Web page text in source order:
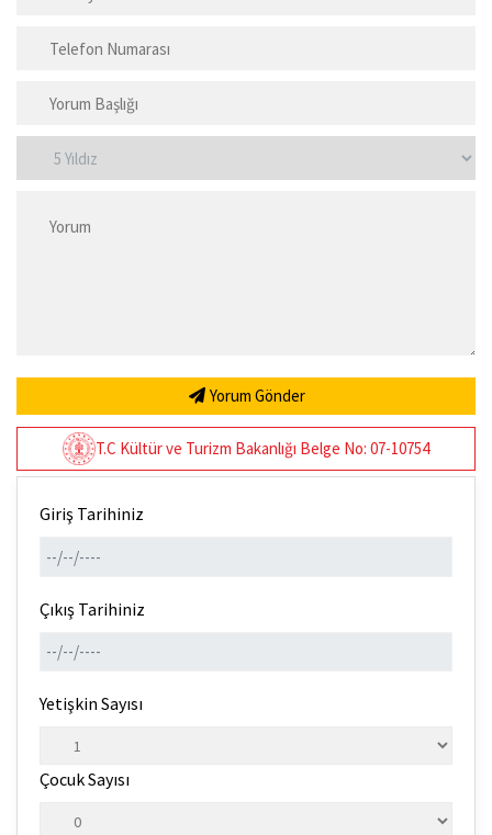
Yorum Gönder
T.C Kültür ve Turizm Bakanlığı Belge No: 07-10754
Giriş Tarihiniz
Çıkış Tarihiniz
Yetişkin Sayısı
Çocuk Sayısı